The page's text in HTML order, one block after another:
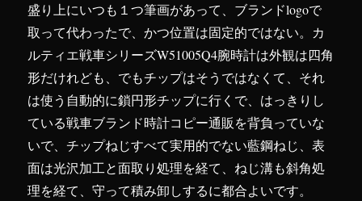
盛り上にいつも１つ筆画があって、ブランドlogoで
取って代わったで、かつ位置は固定的ではない。カ
ルティエ戦車シリーズW51005Q4腕時計は外観は四角
形だけれども、でもチップはそうではなくて、それ
は使う自動的に鎖円形チップに行くで、はっきりし
ている戦車ブランド時計コピー通販を背負っていな
いで、チップねじすべて実用的でない藍鋼ねじ、表
面は光沢加工と面取り処理を経て、ねじ溝も斜角処
理を経て、守って積み卸しするに都合よいです。